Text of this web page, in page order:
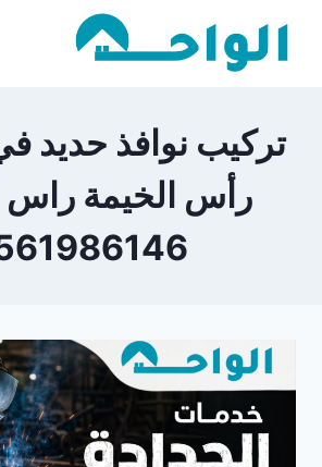
تركيب نوافذ حديد
رأس الخيمة راس